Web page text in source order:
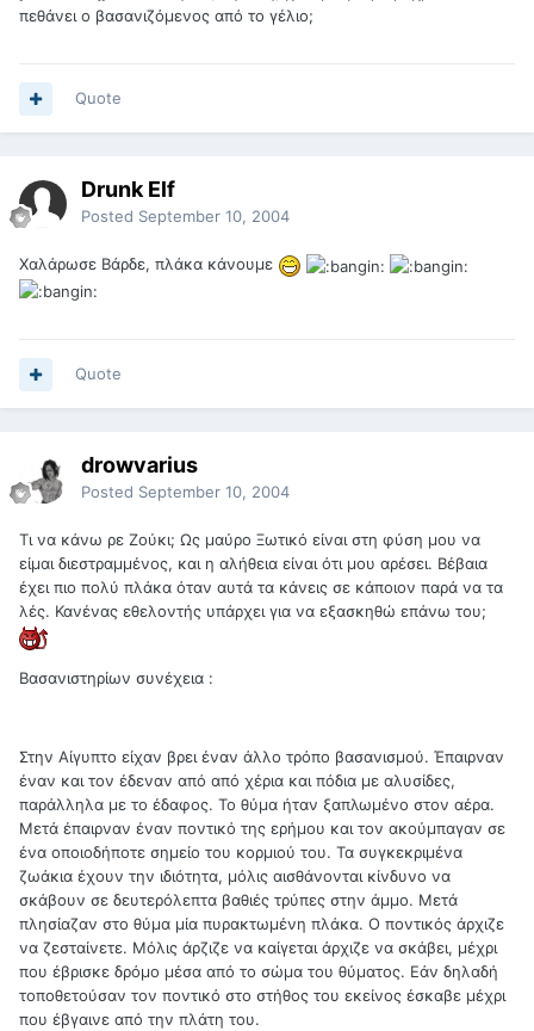
πεθάνει ο βασανιζόμενος από το γέλιο;
Quote
Drunk Elf
Posted September 10, 2004
Χαλάρωσε Βάρδε, πλάκα κάνουμε
Quote
drowvarius
Posted September 10, 2004
Τι να κάνω ρε Ζούκι; Ως μαύρο Ξωτικό είναι στη φύση μου να
είμαι διεστραμμένος, και η αλήθεια είναι ότι μου αρέσει. Βέβαια
έχει πιο πολύ πλάκα όταν αυτά τα κάνεις σε κάποιον παρά να τα
λές. Κανένας εθελοντής υπάρχει για να εξασκηθώ επάνω του;
Βασανιστηρίων συνέχεια :
Στην Αίγυπτο είχαν βρει έναν άλλο τρόπο βασανισμού. Έπαιρναν
έναν και τον έδεναν από από χέρια και πόδια με αλυσίδες,
παράλληλα με το έδαφος. Το θύμα ήταν ξαπλωμένο στον αέρα.
Μετά έπαιρναν έναν ποντικό της ερήμου και τον ακούμπαγαν σε
ένα οποιοδήποτε σημείο του κορμιού του. Τα συγκεκριμένα
ζωάκια έχουν την ιδιότητα, μόλις αισθάνονται κίνδυνο να
σκάβουν σε δευτερόλεπτα βαθιές τρύπες στην άμμο. Μετά
πλησίαζαν στο θύμα μία πυρακτωμένη πλάκα. Ο ποντικός άρχιζε
να ζεσταίνετε. Μόλις άρζιζε να καίγεται άρχιζε να σκάβει, μέχρι
που έβρισκε δρόμο μέσα από το σώμα του θύματος. Εάν δηλαδή
τοποθετούσαν τον ποντικό στο στήθος του εκείνος έσκαβε μέχρι
που έβγαινε από την πλάτη του.